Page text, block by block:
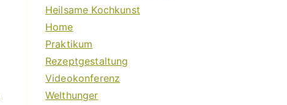
Heilsame Kochkunst
Home
Praktikum
Rezeptgestaltung
Videokonferenz
Welthunger